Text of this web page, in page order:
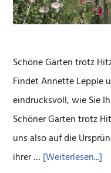
Schöne Gärten trotz
Findet Annette Lepple
eindrucksvoll, wie Sie
Schöner Garten trotz
uns also auf die
ihrer … [Weiterlesen...]